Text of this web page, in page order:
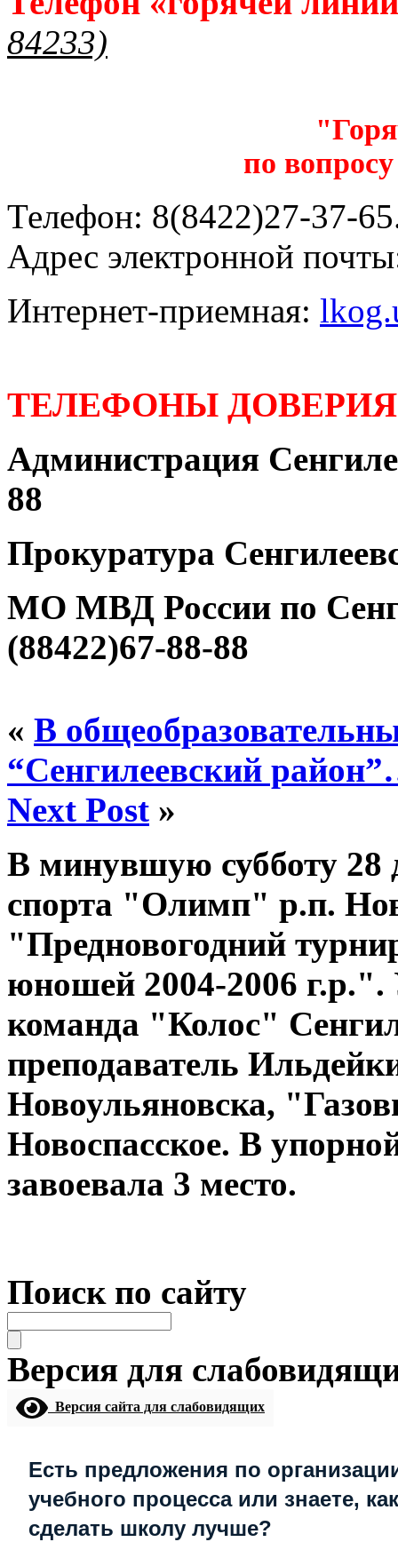
84233)
по
Телефон: 8(8422)27-37-
Адрес электронной
Интернет-приемная:
ТЕЛЕФОНЫ
Администрация
88
Прокуратура
МО МВД России по
(88422)67-88-88
« В
“Сенгилеевский
Next Post »
В минувшую субботу 28
спорта​ "Олимп" р.п.
"Предновогодний
юношей 2004-2006
команда "Колос"
преподаватель
Новоульяновска,
Новоспасское. В
завоевала 3 место.
Поиск по сайту
Версия для
Версия сайта для слабовидящих
Есть предложения по
учебного процесса или знаете, как
сделать школу лучше?